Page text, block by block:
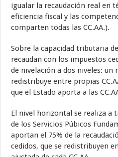
igualar la recaudación real en
eficiencia fiscal y las
comparten todas las CC.AA.).
Sobre la capacidad tributaria
recaudan con los impuestos
de nivelación a dos niveles: un
redistribuye entre propias
que el Estado aporta a las
El nivel horizontal se realiza a
de los Servicios Púbicos
aportan el 75% de la
cedidos, que se redistribuyen